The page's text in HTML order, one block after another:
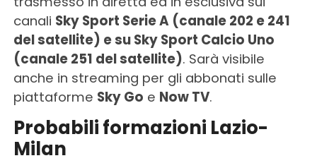
canali Sky Sport Serie A (canale 202 e 241
del satellite) e su Sky Sport Calcio Uno
(canale 251 del satellite). Sarà visibile
anche in streaming per gli abbonati sulle
piattaforme Sky Go e Now TV.
Probabili formazioni Lazio-
Milan